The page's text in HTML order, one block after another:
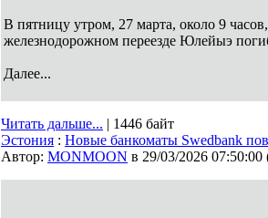
В пятницу утром, 27 марта, около 9
железнодорожном переезде Юлейыэ
Далее...
Читать дальше... | 1446 байт
Эстония : Новые банкоматы Swedbank
Автор: MONMOON в 29/03/2026 07:50:00